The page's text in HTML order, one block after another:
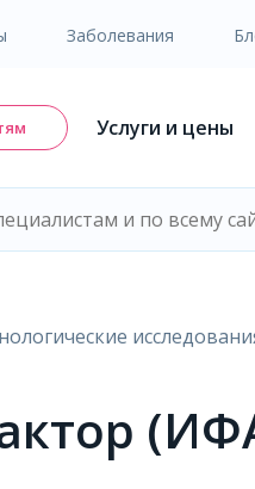
Заболевания
Услуги и цены